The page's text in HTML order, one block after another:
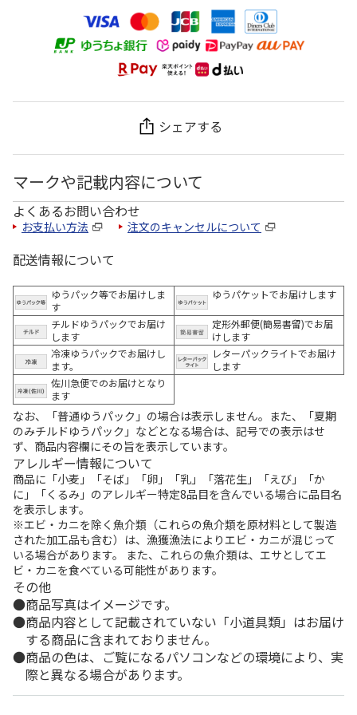
シェアする
マークや記載内容について
よくあるお問い合わせ
お支払い方法 注文のキャンセルについて
配送情報について
ゆうパック等でお届けしま
す
ゆうパケットでお届けします
チルドゆうパックでお届け
します
定形外郵便(簡易書留)でお届
けします
冷凍ゆうパックでお届けし
ます。
レターパックライトでお届け
します
佐川急便でのお届けとなり
ます
なお、「普通ゆうパック」の場合は表示しません。また、「夏期
のみチルドゆうパック」などとなる場合は、記号での表示はせ
ず、商品内容欄にその旨を表示しています。
アレルギー情報について
商品に「小麦」「そば」「卵」「乳」「落花生」「えび」「か
に」「くるみ」のアレルギー特定8品目を含んでいる場合に品目名
を表示します。
※エビ・カニを除く魚介類（これらの魚介類を原材料として製造
された加工品も含む）は、漁獲漁法によりエビ・カニが混じって
いる場合があります。 また、これらの魚介類は、エサとしてエ
ビ・カニを食べている可能性があります。
その他
商品写真はイメージです。
商品内容として記載されていない「小道具類」はお届け
する商品に含まれておりません。
商品の色は、ご覧になるパソコンなどの環境により、実
際と異なる場合があります。